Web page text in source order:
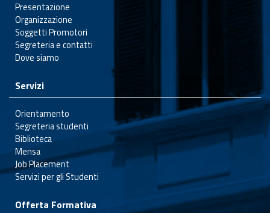
Presentazione
Organizzazione
Soggetti Promotori
Segreteria e contatti
Dove siamo
Servizi
Orientamento
Segreteria studenti
Biblioteca
Mensa
Job Placement
Servizi per gli Studenti
Offerta Formativa